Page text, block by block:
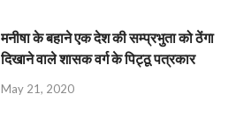
मनीषा के बहाने एक देश की सम्प्रभुता को ठेंगा
दिखाने वाले शासक वर्ग के पिट्ठू पत्रकार
May 21, 2020